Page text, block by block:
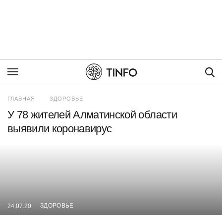
ГЛАВНАЯ ЗДОРОВЬЕ
У 78 жителей Алматинской области
выявили коронавирус
24.07.20 ЗДОРОВЬЕ